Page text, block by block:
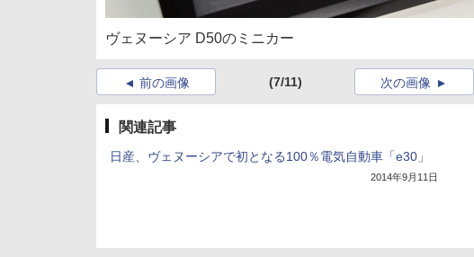
ヴェヌーシア D50のミニカー
前の画像 (7/11) 次の画像
関連記事
日産、ヴェヌーシアで初となる100％電気自動車「e30」
2014年9月11日